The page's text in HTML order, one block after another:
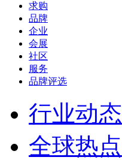
求购
品牌
企业
会展
社区
服务
品牌评选
行业动态
全球热点